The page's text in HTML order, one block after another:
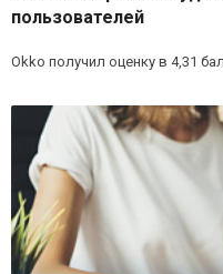
пользователей
Okko получил оценку в 4,31